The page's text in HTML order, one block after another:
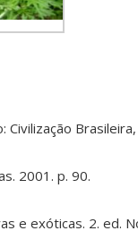
Civilização
2001. p. 90.
e exóticas. 2. ed.